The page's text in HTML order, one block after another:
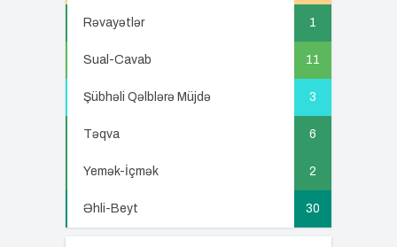
Rəvayətlər 1
Sual-Cavab 11
Şübhəli Qəlblərə Müjdə 3
Təqva 6
Yemək-İçmək 2
Əhli-Beyt 30